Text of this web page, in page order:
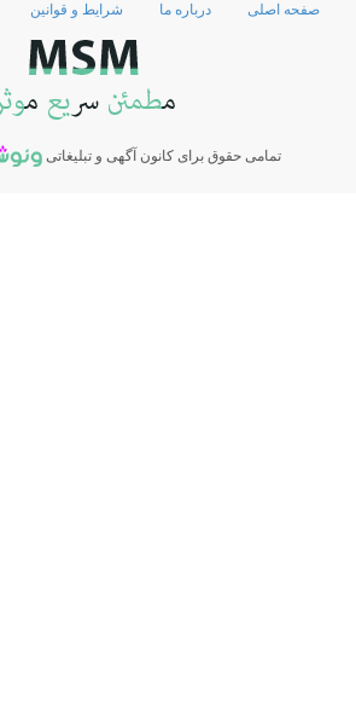
صفحه اصلی درباره ما شرایط و قوانین
تمامی حقوق برای کانون آگهی و تبلیغاتی